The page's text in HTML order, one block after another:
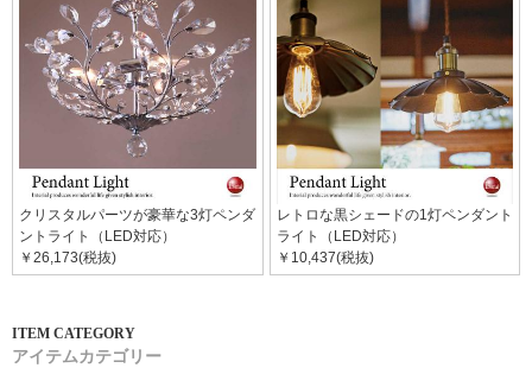
クリスタルパーツが豪華な3灯ペンダ
ントライト（LED対応）
￥26,173(税抜)
レトロな黒シェードの1灯ペンダント
ライト（LED対応）
￥10,437(税抜)
アイテムカテゴリー